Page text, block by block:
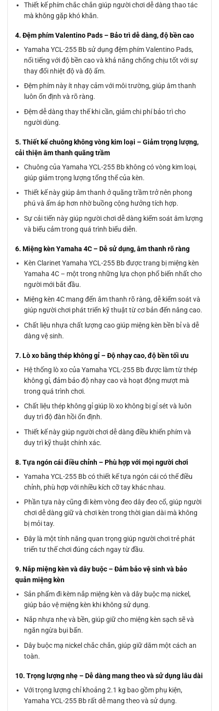
Thiết kế phím chắc chắn giúp người chơi dễ dàng thao tác
mà không gặp khó khăn.
4. Đệm phím Valentino Pads – Bảo trì dễ dàng, độ bền cao
Yamaha YCL-255 Bb sử dụng đệm phím Valentino Pads,
nổi tiếng với độ bền cao và khả năng chống chịu tốt với sự
thay đổi nhiệt độ và độ ẩm.
Đệm phím này ít nhạy cảm với môi trường, giúp âm thanh
luôn ổn định và rõ ràng.
Đệm dễ dàng thay thế khi cần, giảm chi phí bảo trì cho
người dùng.
5. Thiết kế chuông không vòng kim loại – Giảm trọng lượng,
cải thiện âm thanh quãng trầm
Chuông của Yamaha YCL-255 Bb không có vòng kim loại,
giúp giảm trọng lượng tổng thể của kèn.
Thiết kế này giúp âm thanh ở quãng trầm trở nên phong
phú và ấm áp hơn nhờ buồng cộng hưởng tích hợp.
Sự cải tiến này giúp người chơi dễ dàng kiểm soát âm lượng
và biểu cảm trong quá trình biểu diễn.
6. Miệng kèn Yamaha 4C – Dễ sử dụng, âm thanh rõ ràng
Kèn Clarinet Yamaha YCL-255 Bb được trang bị miệng kèn
Yamaha 4C – một trong những lựa chọn phổ biến nhất cho
người mới bắt đầu.
Miệng kèn 4C mang đến âm thanh rõ ràng, dễ kiểm soát và
giúp người chơi phát triển kỹ thuật từ cơ bản đến nâng cao.
Chất liệu nhựa chất lượng cao giúp miệng kèn bền bỉ và dễ
dàng vệ sinh.
7. Lò xo bằng thép không gỉ – Độ nhạy cao, độ bền tối ưu
Hệ thống lò xo của Yamaha YCL-255 Bb được làm từ thép
không gỉ, đảm bảo độ nhạy cao và hoạt động mượt mà
trong quá trình chơi.
Chất liệu thép không gỉ giúp lò xo không bị gỉ sét và luôn
duy trì độ đàn hồi ổn định.
Thiết kế này giúp người chơi dễ dàng điều khiển phím và
duy trì kỹ thuật chính xác.
8. Tựa ngón cái điều chỉnh – Phù hợp với mọi người chơi
Yamaha YCL-255 Bb có thiết kế tựa ngón cái có thể điều
chỉnh, phù hợp với nhiều kích cỡ tay khác nhau.
Phần tựa này cũng đi kèm vòng đeo dây đeo cổ, giúp người
chơi dễ dàng giữ và chơi kèn trong thời gian dài mà không
bị mỏi tay.
Đây là một tính năng quan trọng giúp người chơi trẻ phát
triển tư thế chơi đúng cách ngay từ đầu.
9. Nắp miệng kèn và dây buộc – Đảm bảo vệ sinh và bảo
quản miệng kèn
Sản phẩm đi kèm nắp miệng kèn và dây buộc mạ nickel,
giúp bảo vệ miệng kèn khi không sử dụng.
Nắp nhựa nhẹ và bền, giúp giữ cho miệng kèn sạch sẽ và
ngăn ngừa bụi bẩn.
Dây buộc mạ nickel chắc chắn, giúp giữ dăm một cách an
toàn.
10. Trọng lượng nhẹ – Dễ dàng mang theo và sử dụng lâu dài
Với trọng lượng chỉ khoảng 2.1 kg bao gồm phụ kiện,
Yamaha YCL-255 Bb rất dễ mang theo và sử dụng.